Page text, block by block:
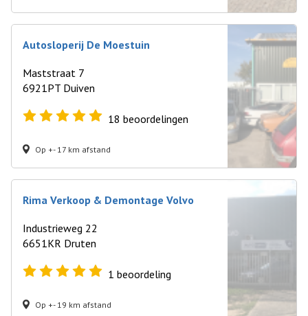
Autosloperij De Moestuin
Maststraat 7
6921PT Duiven
18 beoordelingen
Op +- 17 km afstand
Rima Verkoop & Demontage Volvo
Industrieweg 22
6651KR Druten
1 beoordeling
Op +- 19 km afstand